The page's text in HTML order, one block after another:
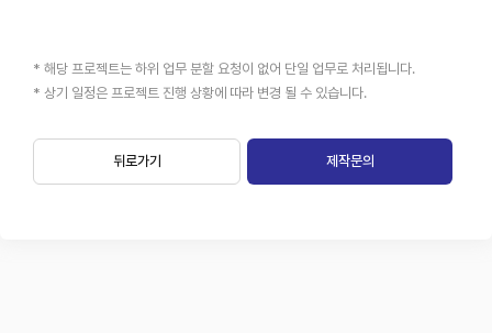
* 해당 프로젝트는 하위 업무 분할 요청이 없어 단일 업무로 처리됩니다.
* 상기 일정은 프로젝트 진행 상황에 따라 변경 될 수 있습니다.
뒤로가기 제작문의